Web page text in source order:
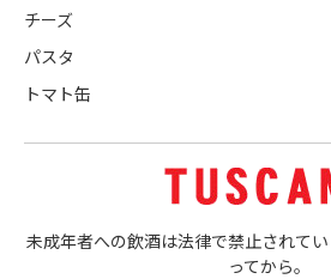
チーズ
パスタ
トマト缶
未成年者への飲酒は法律で禁止されて
ってから。